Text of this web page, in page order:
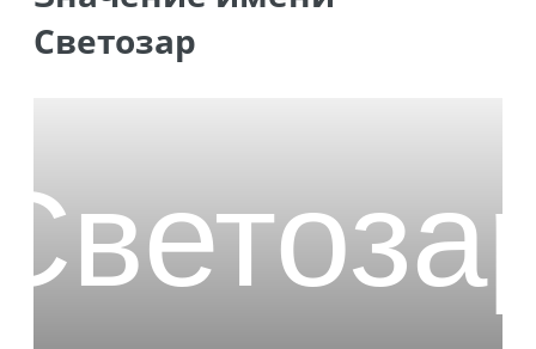
Светозар